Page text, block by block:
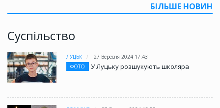
БІЛЬШЕ НОВИН
Суспільство
ЛУЦЬК
27 Вересня 2024 17:43
ФОТО
У Луцьку розшукують школяра